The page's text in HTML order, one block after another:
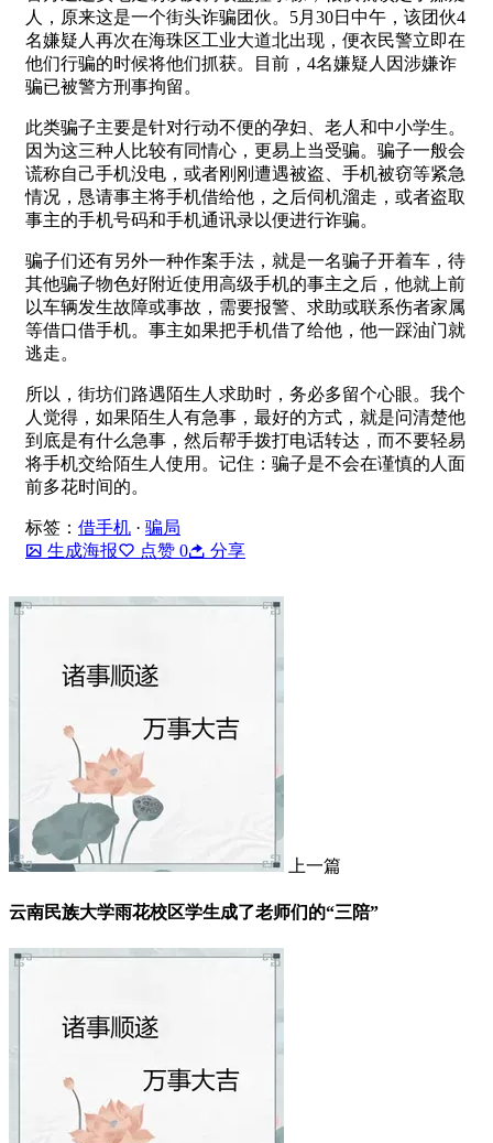
人，原来这是一个街头诈骗团伙。5月30日中午，该团伙4
名嫌疑人再次在海珠区工业大道北出现，便衣民警立即在
他们行骗的时候将他们抓获。目前，4名嫌疑人因涉嫌诈
骗已被警方刑事拘留。
此类骗子主要是针对行动不便的孕妇、老人和中小学生。
因为这三种人比较有同情心，更易上当受骗。骗子一般会
谎称自己手机没电，或者刚刚遭遇被盗、手机被窃等紧急
情况，恳请事主将手机借给他，之后伺机溜走，或者盗取
事主的手机号码和手机通讯录以便进行诈骗。
骗子们还有另外一种作案手法，就是一名骗子开着车，待
其他骗子物色好附近使用高级手机的事主之后，他就上前
以车辆发生故障或事故，需要报警、求助或联系伤者家属
等借口借手机。事主如果把手机借了给他，他一踩油门就
逃走。
所以，街坊们路遇陌生人求助时，务必多留个心眼。我个
人觉得，如果陌生人有急事，最好的方式，就是问清楚他
到底是有什么急事，然后帮手拨打电话转达，而不要轻易
将手机交给陌生人使用。记住：骗子是不会在谨慎的人面
前多花时间的。
标签： 借手机 · 骗局
生成海报
点赞 0 分享
上一篇
云南民族大学雨花校区学生成了老师们的“三陪”